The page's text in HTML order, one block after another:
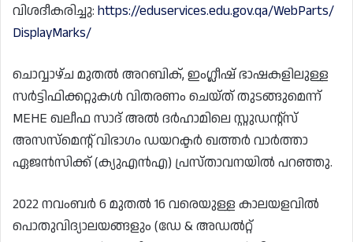
വിശദീകരിച്ചു: https://eduservices.edu.gov.qa/WebParts/
DisplayMarks/
ചൊവ്വാഴ്ച മുതൽ അറബിക്, ഇംഗ്ലീഷ് ഭാഷകളിലുള്ള
സർട്ടിഫിക്കറ്റുകൾ വിതരണം ചെയ്ത് തുടങ്ങുമെന്ന്
MEHE ഖലീഫ സാദ് അൽ ദർഹാമിലെ സ്റ്റുഡന്റ്സ്
അസസ്‌മെന്റ് വിഭാഗം ഡയറക്ടർ ഖത്തർ വാർത്താ
ഏജൻസിക്ക് (ക്യുഎൻഎ) പ്രസ്താവനയിൽ പറഞ്ഞു.
2022 നവംബർ 6 മുതൽ 16 വരെയുള്ള കാലയളവിൽ
പൊതുവിദ്യാലയങ്ങളും (ഡേ & അഡൽറ്റ്